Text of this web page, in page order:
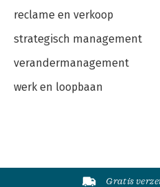
reclame en verkoop
strategisch management
verandermanagement
werk en loopbaan
Gratis